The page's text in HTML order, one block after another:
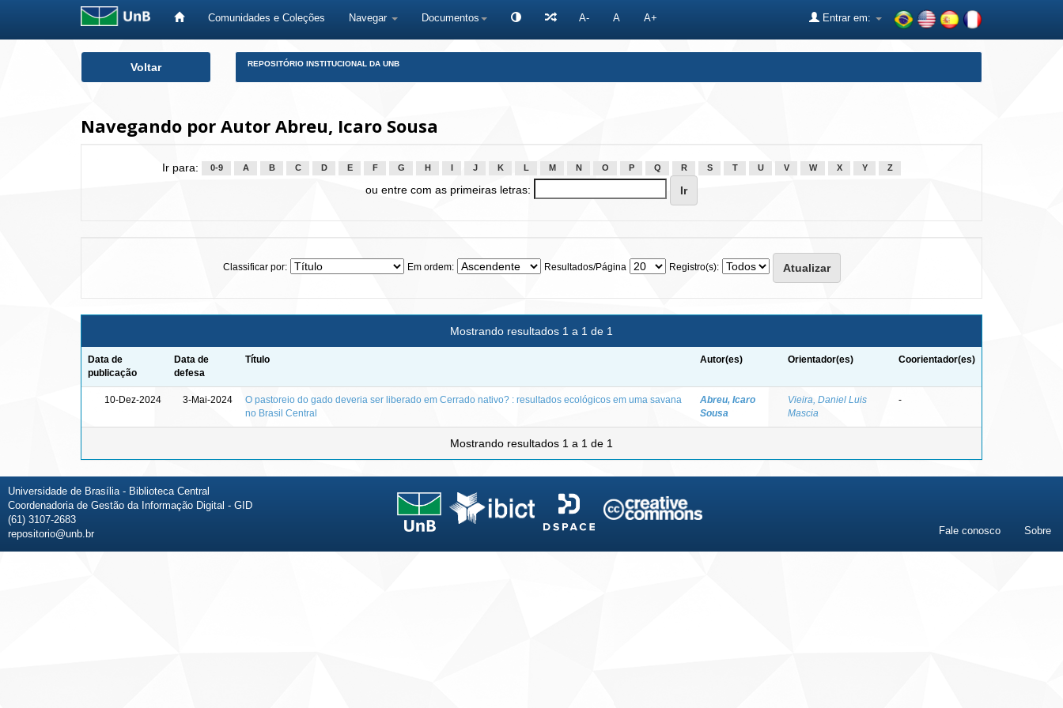
Comunidades e Coleções Navegar Documentos A- A A+ Entrar em:
Voltar REPOSITÓRIO INSTITUCIONAL DA UNB
Navegando por Autor Abreu, Icaro Sousa
Ir para: 0-9 A B C D E F G H J K L M N O P Q R S T U V W X Y Z
ou entre com as primeiras letras:
Classificar por: Em ordem: Resultados/Página Registro(s):
Mostrando resultados 1 a 1 de 1
Data de
publicação
Data de
defesa
Título Autor(es) Orientador(es) Coorientador(es)
10-Dez-2024 3-Mai-2024
O pastoreio do gado deveria ser liberado em Cerrado nativo? : resultados ecológicos em uma savana
no Brasil Central
Abreu, Icaro
Sousa
Vieira, Daniel Luis
Mascia
-
Mostrando resultados 1 a 1 de 1
Universidade de Brasília - Biblioteca Central
Coordenadoria de Gestão da Informação Digital - GID
(61) 3107-2683
repositorio@unb.br
Fale conosco Sobre